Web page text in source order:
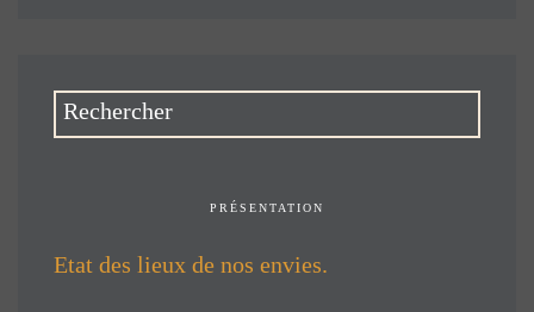
PRÉSENTATION
Etat des lieux de nos envies.